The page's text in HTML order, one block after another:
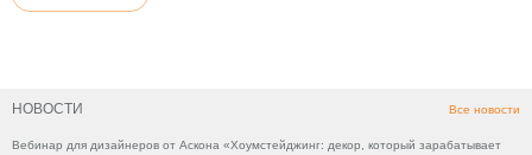
НОВОСТИ Все новости
Вебинар для дизайнеров от Аскона «Хоумстейджинг: декор, который зарабатывает